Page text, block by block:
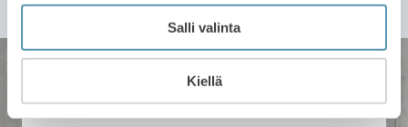
Salli valinta
Kiellä